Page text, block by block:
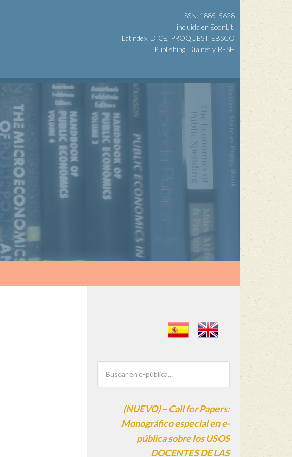
ISSN: 1885-5628
incluida en EconLit,
Latindex, DICE, PROQUEST, EBSCO
Publishing, Dialnet y RESH
(NUEVO) – Call for Papers:
Monográfico especial en e-
pública sobre los USOS
DOCENTES DE LAS